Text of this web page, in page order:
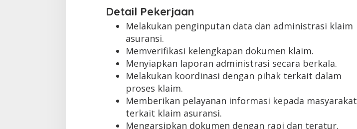
Detail Pekerjaan
Melakukan penginputan data dan administrasi klaim
asuransi.
Memverifikasi kelengkapan dokumen klaim.
Menyiapkan laporan administrasi secara berkala.
Melakukan koordinasi dengan pihak terkait dalam
proses klaim.
Memberikan pelayanan informasi kepada masyarakat
terkait klaim asuransi.
Mengarsipkan dokumen dengan rapi dan teratur.